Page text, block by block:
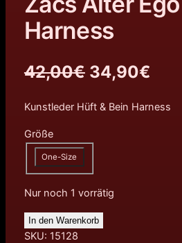
Harness
42,00€ U
r
p
r
ü
n
34,90€
Kunstleder Hüft & Bein Harness
Größe
One-Size
Nur noch 1 vorrätig
In den Warenkorb
SKU: 15128